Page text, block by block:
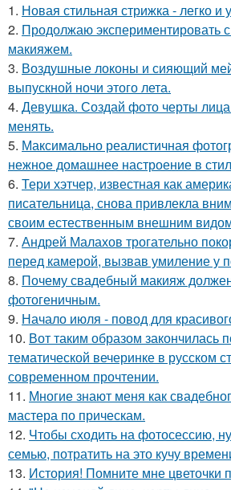
1. Новая стильная стрижка - легко и
2. Продолжаю экспериментировать
макияжем.
3. Воздушные локоны и сияющий
выпускной ночи этого лета.
4. Девушка. Создай фото черты
менять.
5. Максимально реалистичная
нежное домашнее настроение в
6. Тери хэтчер, известная как
писательница, снова привлекла
своим естественным внешним
7. Андрей Малахов трогательно
перед камерой, вызвав умиление у
8. Почему свадебный макияж
фотогеничным.
9. Начало июля - повод для
10. Вот таким образом закончилась
тематической вечеринке в русском
современном прочтении.
11. Многие знают меня как
мастера по прическам.
12. Чтобы сходить на фотосессию,
семью, потратить на это кучу
13. История! Помните мне цветочки